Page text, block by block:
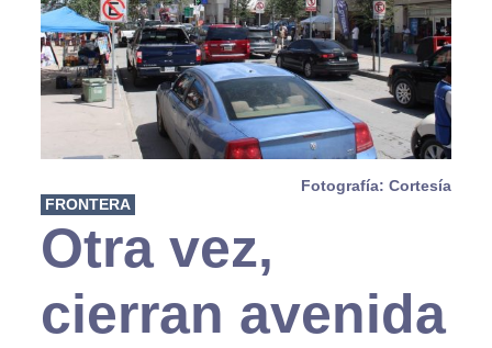
Fotografía: Cortesía
FRONTERA
Otra vez,
cierran avenida